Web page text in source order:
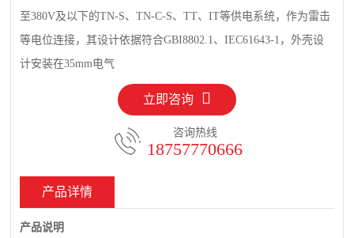
至380V及以下的TN-S、TN-C-S、TT、IT等供电系统，作为雷击
等电位连接，其设计依据符合GBI8802.1、IEC61643-1，外壳设
计安装在35mm电气
立即咨询
咨询热线
18757770666
产品详情
产品说明